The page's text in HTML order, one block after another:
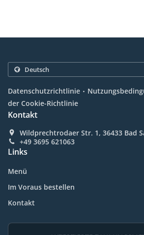
Datenschutzrichtlinie .
der Cookie-Richtlinie
Kontakt
Wildprechtrodaer Str. 1, 36433 Bad
+49 3695 621063
Links
Menü
Im Voraus bestellen
Kontakt